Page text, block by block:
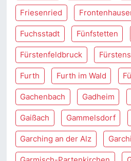
Friesenried
Fuchsstadt Fünfstetten
Fürstenfeldbruck
Furth Furth im Wald
Gachenbach Gadheim
Gaißach Gammelsdorf
Garching an der Alz